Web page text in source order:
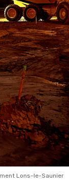
Lons-le-Saunier